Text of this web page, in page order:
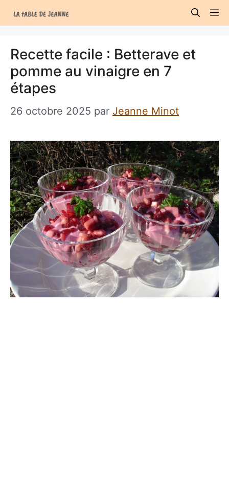
au
Recette facile : Betterave et
pomme au vinaigre en 7
étapes
26 octobre 2025 par Jeanne Minot